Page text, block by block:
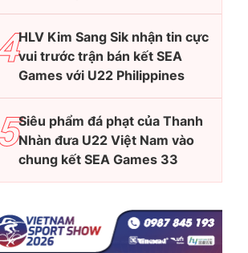
HLV Kim Sang Sik nhận tin cực
vui trước trận bán kết SEA
Games với U22 Philippines
Siêu phẩm đá phạt của Thanh
Nhàn đưa U22 Việt Nam vào
chung kết SEA Games 33